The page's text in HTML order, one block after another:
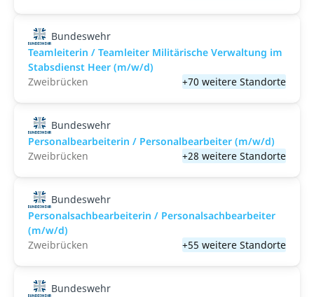
Bundeswehr
Teamleiterin / Teamleiter Militärische Verwaltung im
Stabsdienst Heer (m/w/d)
Zweibrücken
+70 weitere Standorte
Bundeswehr
Personalbearbeiterin / Personalbearbeiter (m/w/d)
Zweibrücken
+28 weitere Standorte
Bundeswehr
Personalsachbearbeiterin / Personalsachbearbeiter
(m/w/d)
Zweibrücken
+55 weitere Standorte
Bundeswehr